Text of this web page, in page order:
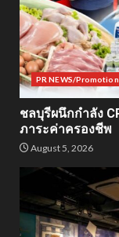
PR NEWS/Promotion
ชลบุรีผนึกกำลัง
ภาระค่าครองชีพ
August 5, 2026